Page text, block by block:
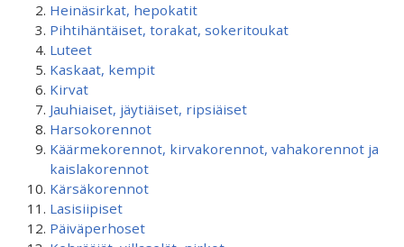
Heinäsirkat, hepokatit
Pihtihäntäiset, torakat, sokeritoukat
Luteet
Kaskaat, kempit
Kirvat
Jauhiaiset, jäytiäiset, ripsiäiset
Harsokorennot
Käärmekorennot, kirvakorennot, vahakorennot ja
kaislakorennot
Kärsäkorennot
Lasisiipiset
Päiväperhoset